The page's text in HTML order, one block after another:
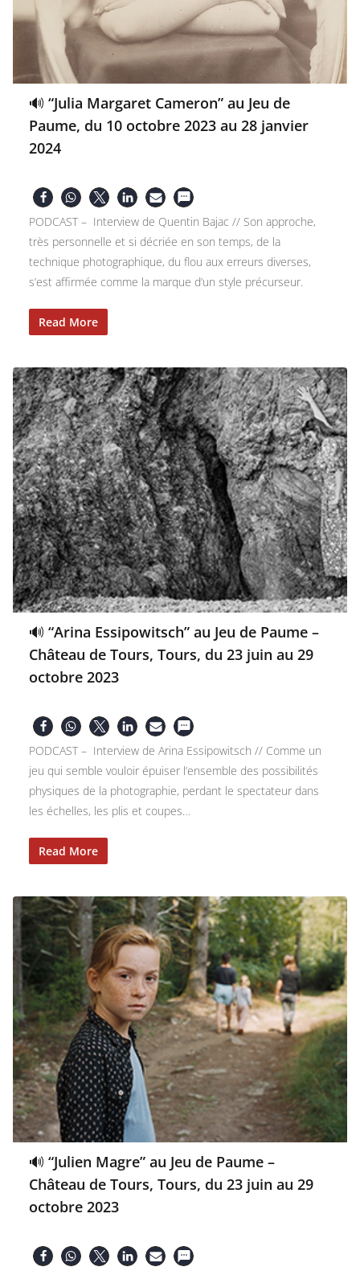
🔊 “Julia Margaret Cameron” au Jeu de
Paume, du 10 octobre 2023 au 28 janvier
2024
PODCAST – Interview de Quentin Bajac // Son approche,
très personnelle et si décriée en son temps, de la
technique photographique, du flou aux erreurs diverses,
s’est affirmée comme la marque d’un style précurseur.
Read More
🔊 “Arina Essipowitsch” au Jeu de Paume –
Château de Tours, Tours, du 23 juin au 29
octobre 2023
PODCAST – Interview de Arina Essipowitsch // Comme un
jeu qui semble vouloir épuiser l’ensemble des possibilités
physiques de la photographie, perdant le spectateur dans
les échelles, les plis et coupes…
Read More
🔊 “Julien Magre” au Jeu de Paume –
Château de Tours, Tours, du 23 juin au 29
octobre 2023